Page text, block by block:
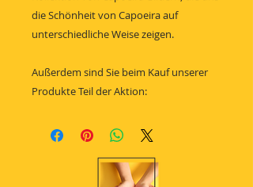
die Schönheit von Capoeira auf
unterschiedliche Weise zeigen.
Außerdem sind Sie beim Kauf unserer
Produkte Teil der Aktion: